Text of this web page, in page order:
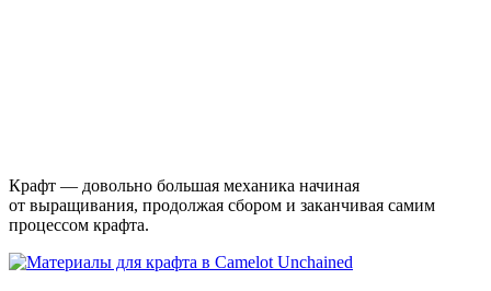
Крафт — довольно большая механика начиная
от выращивания, продолжая сбором и заканчивая самим
процессом крафта.